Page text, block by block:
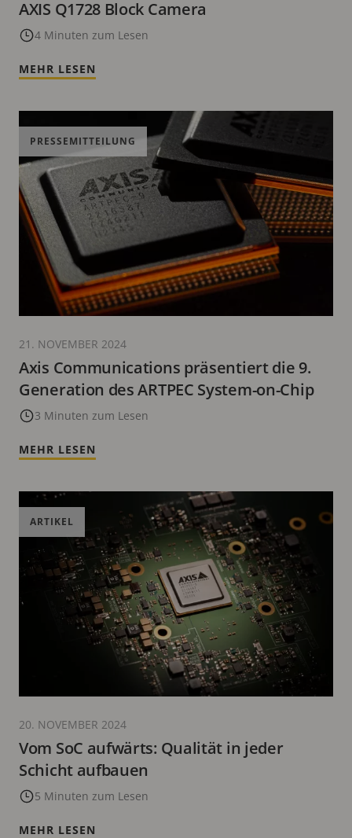
AXIS Q1728 Block Camera
4 Minuten zum Lesen
MEHR LESEN
Axis Communications präsentiert die 9.
Generation des ARTPEC System-on-Chip
3 Minuten zum Lesen
PRESSEMITTEILUNG
21. NOVEMBER 2024
MEHR LESEN
Vom SoC aufwärts: Qualität in jeder
Schicht aufbauen
5 Minuten zum Lesen
ARTIKEL
20. NOVEMBER 2024
MEHR LESEN